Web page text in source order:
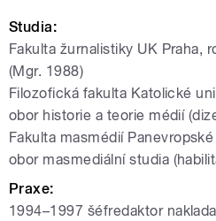
Studia:
Fakulta žurnalistiky UK Praha,
(Mgr. 1988)
Filozofická fakulta Katolické
obor historie a teorie médií
Fakulta masmédií
obor masmediální studia
Praxe:
1994–1997 šéfredaktor